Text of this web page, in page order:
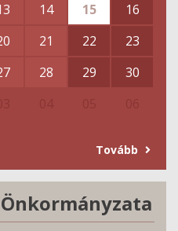
14 15
16
21 22
23
28 29
30
Tovább